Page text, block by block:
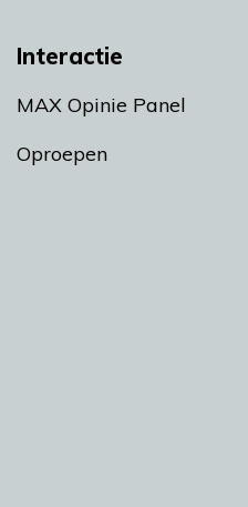
Interactie
MAX Opinie Panel
Oproepen